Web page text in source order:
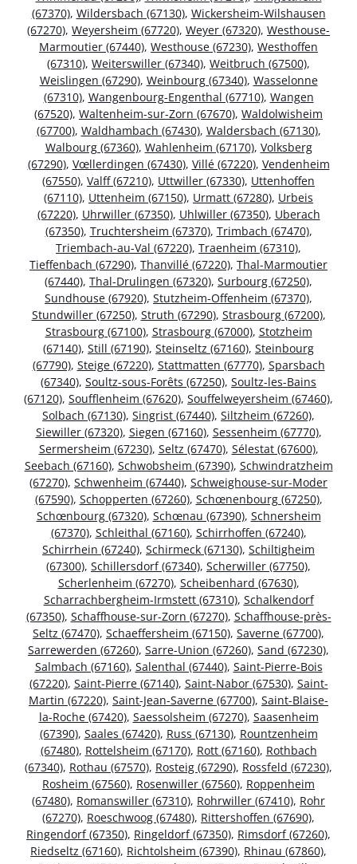
(67370), Wildersbach (67130), Wickersheim-Wilshausen
(67270), Weyersheim (67720), Weyer (67320), Westhouse-
Marmoutier (67440), Westhouse (67230), Westhoffen
(67310), Weiterswiller (67340), Weitbruch (67500),
Weislingen (67290), Weinbourg (67340), Wasselonne
(67310), Wangenbourg-Engenthal (67710), Wangen
(67520), Waltenheim-sur-Zorn (67670), Waldolwisheim
(67700), Waldhambach (67430), Waldersbach (67130),
Walbourg (67360), Wahlenheim (67170), Volksberg
(67290), Vœllerdingen (67430), Villé (67220), Vendenheim
(67550), Valff (67210), Uttwiller (67330), Uttenhoffen
(67110), Uttenheim (67150), Urmatt (67280), Urbeis
(67220), Uhrwiller (67350), Uhlwiller (67350), Uberach
(67350), Truchtersheim (67370), Trimbach (67470),
Triembach-au-Val (67220), Traenheim (67310),
Tieffenbach (67290), Thanvillé (67220), Thal-Marmoutier
(67440), Thal-Drulingen (67320), Surbourg (67250),
Sundhouse (67920), Stutzheim-Offenheim (67370),
Stundwiller (67250), Struth (67290), Strasbourg (67200),
Strasbourg (67100), Strasbourg (67000), Stotzheim
(67140), Still (67190), Steinseltz (67160), Steinbourg
(67790), Steige (67220), Stattmatten (67770), Sparsbach
(67340), Soultz-sous-Forêts (67250), Soultz-les-Bains
(67120), Soufflenheim (67620), Souffelweyersheim (67460),
Solbach (67130), Singrist (67440), Siltzheim (67260),
Siewiller (67320), Siegen (67160), Sessenheim (67770),
Sermersheim (67230), Seltz (67470), Sélestat (67600),
Seebach (67160), Schwobsheim (67390), Schwindratzheim
(67270), Schwenheim (67440), Schweighouse-sur-Moder
(67590), Schopperten (67260), Schœnenbourg (67250),
Schœnbourg (67320), Schœnau (67390), Schnersheim
(67370), Schleithal (67160), Schirrhoffen (67240),
Schirrhein (67240), Schirmeck (67130), Schiltigheim
(67300), Schillersdorf (67340), Scherwiller (67750),
Scherlenheim (67270), Scheibenhard (67630),
Scharrachbergheim-Irmstett (67310), Schalkendorf
(67350), Schaffhouse-sur-Zorn (67270), Schaffhouse-près-
Seltz (67470), Schaeffersheim (67150), Saverne (67700),
Sarrewerden (67260), Sarre-Union (67260), Sand (67230),
Salmbach (67160), Salenthal (67440), Saint-Pierre-Bois
(67220), Saint-Pierre (67140), Saint-Nabor (67530), Saint-
Martin (67220), Saint-Jean-Saverne (67700), Saint-Blaise-
la-Roche (67420), Saessolsheim (67270), Saasenheim
(67390), Saales (67420), Russ (67130), Rountzenheim
(67480), Rottelsheim (67170), Rott (67160), Rothbach
(67340), Rothau (67570), Rosteig (67290), Rossfeld (67230),
Rosheim (67560), Rosenwiller (67560), Roppenheim
(67480), Romanswiller (67310), Rohrwiller (67410), Rohr
(67270), Roeschwoog (67480), Rittershoffen (67690),
Ringendorf (67350), Ringeldorf (67350), Rimsdorf (67260),
Riedseltz (67160), Richtolsheim (67390), Rhinau (67860),